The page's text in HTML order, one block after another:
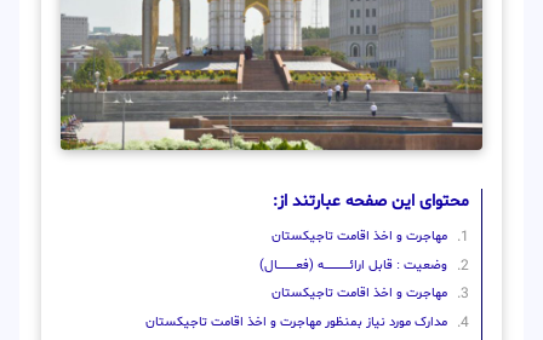
محتوای این صفحه عبارتند از:
مهاجرت و اخذ اقامت تاجیکستان
وضعیت : قابل ارائــــــــــــــــــــه (فعـــــــــــــــال)
مهاجرت و اخذ اقامت تاجیکستان
مدارک مورد نیاز بمنظور مهاجرت و اخذ اقامت تاجیکستان